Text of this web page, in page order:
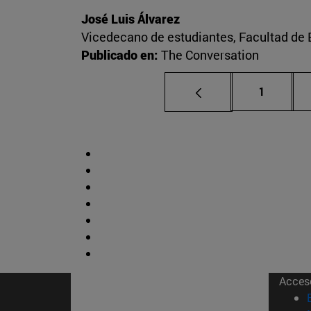
José Luis Álvarez
Vicedecano de estudiantes, Facultad de
Publicado en: The Conversation
Página
1